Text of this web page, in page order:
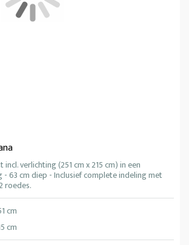
verlichting (251 cm x 215 cm) in een
63 cm diep - Inclusief complete indeling met
roedes.
cm
cm